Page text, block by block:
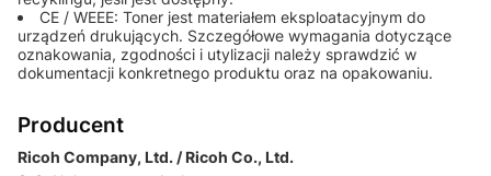
CE / WEEE: Toner jest materiałem eksploatacyjnym do
urządzeń drukujących. Szczegółowe wymagania dotyczące
oznakowania, zgodności i utylizacji należy sprawdzić w
dokumentacji konkretnego produktu oraz na opakowaniu.
Producent
Ricoh Company, Ltd. / Ricoh Co., Ltd.